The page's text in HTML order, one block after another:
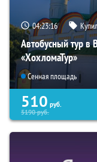
04:23:15
Автобусный тур в
«ХохломаТур»
Сенная площадь
510 руб.
5190руб.